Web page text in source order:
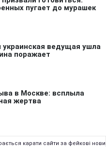
карати сайти за фейкові